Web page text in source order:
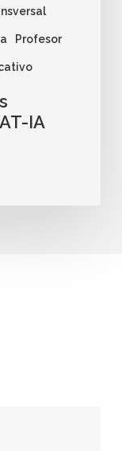
Profesor
IA